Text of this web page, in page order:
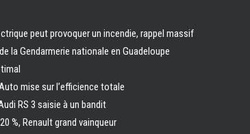
peut provoquer un incendie, rappel massif
la Gendarmerie nationale en Guadeloupe
mise sur l’efficience totale
RS 3 saisie à un bandit
%, Renault grand vainqueur